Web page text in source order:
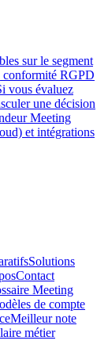
sur le segment
conformité RGPD
vous évaluez
une décision
Meeting
et intégrations
Solutions
Contact
Meeting
de compte
Meilleur note
métier